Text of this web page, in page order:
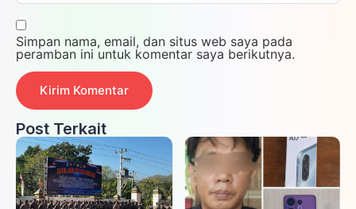
Simpan nama, email, dan situs web saya pada
peramban ini untuk komentar saya berikutnya.
Post Terkait